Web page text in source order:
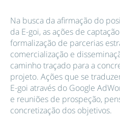
Na busca da afirmação do
da E-goi, as ações de
formalização de parcerias
comercialização e
caminho traçado para a
projeto. Ações que se
E-goi através do Google
e reuniões de prospeção,
concretização dos objetivos.